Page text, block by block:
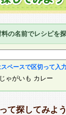
の名前でレシピを
ペースで区切って入
がいも カレー
て探してみよう